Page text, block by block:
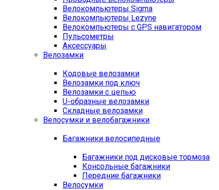
Велокомпьютеры Sigma
Велокомпьютеры Lezyne
Велокомпьютеры с GPS навигатором
Пульсометры
Аксессуары
Велозамки
Кодовые велозамки
Велозамки под ключ
Велозамки с цепью
U-образные велозамки
Складные велозамки
Велосумки и велобагажники
Багажники велосипедные
Багажники под дисковые тормоза
Консольные багажники
Передние багажники
Велосумки